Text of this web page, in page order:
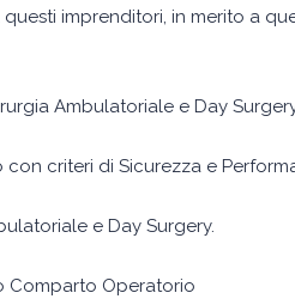
imprenditori, in merito a
Ambulatoriale e Day
criteri di Sicurezza e
e Day Surgery.
Comparto Operatorio